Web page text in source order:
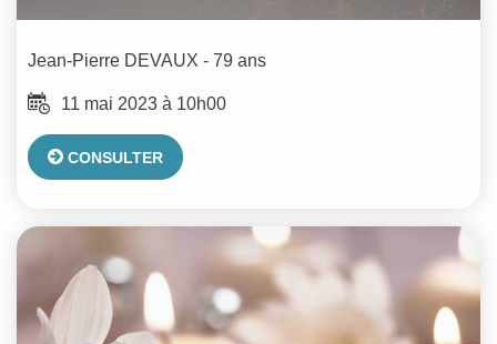
Jean-Pierre DEVAUX - 79 ans
11 mai 2023 à 10h00
CONSULTER